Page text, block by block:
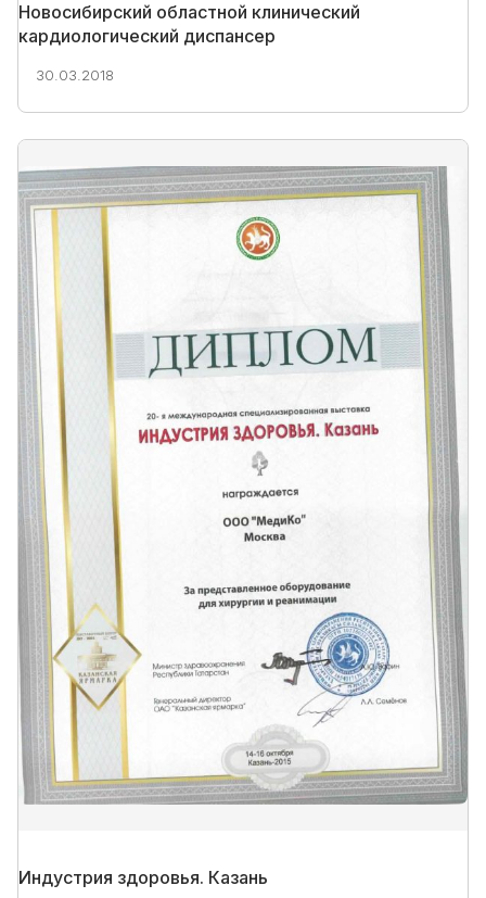
Новосибирский областной клинический
кардиологический диспансер
30.03.2018
Индустрия здоровья. Казань